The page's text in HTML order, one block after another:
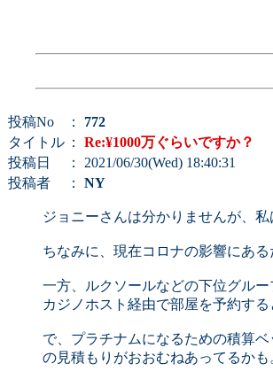
投稿No ： 772
タイトル ： Re:¥1000万ぐらいですか？
投稿日
： 2021/06/30(Wed) 18:40:31
投稿者
： NY
ジョニーさんは分かりませんが、
ちなみに、現在コロナの影響にあ
一方、ルクソールなどの下位グル
カジノホスト経由で部屋を予約する
で、プラチナムになるための積算
の見積もりがおおむねあってるかも